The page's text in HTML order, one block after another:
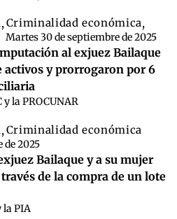
, Criminalidad económica,
Martes 30 de septiembre de 2025
al exjuez Bailaque
activos y prorrogaron por 6
la PROCUNAR
, Criminalidad económica
de 2025
Bailaque y a su mujer
de la compra de un lote
la PIA